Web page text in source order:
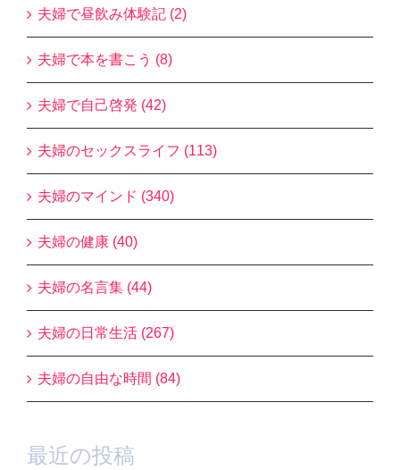
夫婦で昼飲み体験記 (2)
夫婦で本を書こう (8)
夫婦で自己啓発 (42)
夫婦のセックスライフ (113)
夫婦のマインド (340)
夫婦の健康 (40)
夫婦の名言集 (44)
夫婦の日常生活 (267)
夫婦の自由な時間 (84)
最近の投稿